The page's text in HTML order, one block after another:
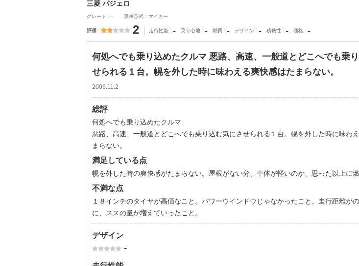
三菱 パジェロ
グレード：- 乗車形式：マイカー
評価 2 走行性能 - 乗り心地 - 燃費 - デザイン - 積載性 - 価格 -
何処へでも乗り込めたクルマ 悪路、高速、一般道とどこへでも乗
せられる１台。幌を外した時に味わえる爽快感はたまらない。
2006.11.2
総評
何処へでも乗り込めたクルマ
悪路、高速、一般道とどこへでも乗り込む気にさせられる１台。幌を外した時に味わ
まらない。
満足している点
幌を外した時の爽快感がたまらない。屋根がない分、車体が軽いのか、思った以上に燃
不満な点
１８インチのタイヤが高価なこと。パワーウインドウじゃなかったこと。走行距離が
に、ススの量が増えていったこと。
デザイン
-